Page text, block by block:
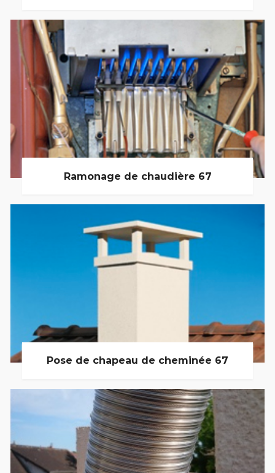
Ramonage de chaudière 67
Pose de chapeau de cheminée 67